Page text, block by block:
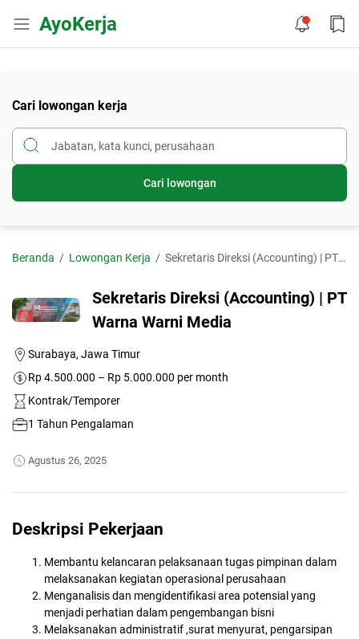
AyoKerja
Cari lowongan kerja
Cari lowongan
Beranda Lowongan Kerja Sekretaris Direksi (Accounting) | PT Warna Warni Media
Sekretaris Direksi (Accounting) | PT
Warna Warni Media
Surabaya, Jawa Timur
Rp 4.500.000 – Rp 5.000.000 per month
Kontrak/Temporer
1 Tahun Pengalaman
Agustus 26, 2025
Deskripsi Pekerjaan
Membantu kelancaran pelaksanaan tugas pimpinan dalam
melaksanakan kegiatan operasional perusahaan
Menganalisis dan mengidentifikasi area potensial yang
menjadi perhatian dalam pengembangan bisni
Melaksanakan administratif ,surat menyurat, pengarsipan